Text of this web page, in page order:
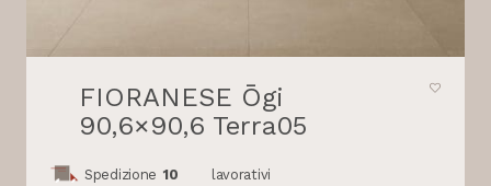
FIORANESE Ōgi
90,6×90,6 Terra05
Spedizione 10
lavorativi